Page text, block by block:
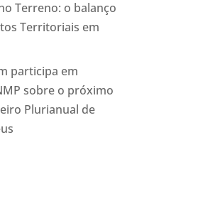
Terreno: o balanço
Territoriais em
participa em
sobre o próximo
Plurianual de